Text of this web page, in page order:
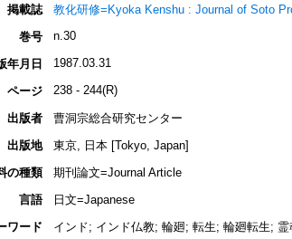
掲載誌
教化研修=Kyoka Kenshu : Journal of Soto
巻号
n.30
年月日 1987.03.31
ページ 238 - 244(R)
出版者
曹洞宗総合研究センター
出版地
東京, 日本 [Tokyo, Japan]
の種類
期刊論文=Journal Article
言語
日文=Japanese
ワード
インド; インド仏教; 輪廻; 転生; 輪廻転生;